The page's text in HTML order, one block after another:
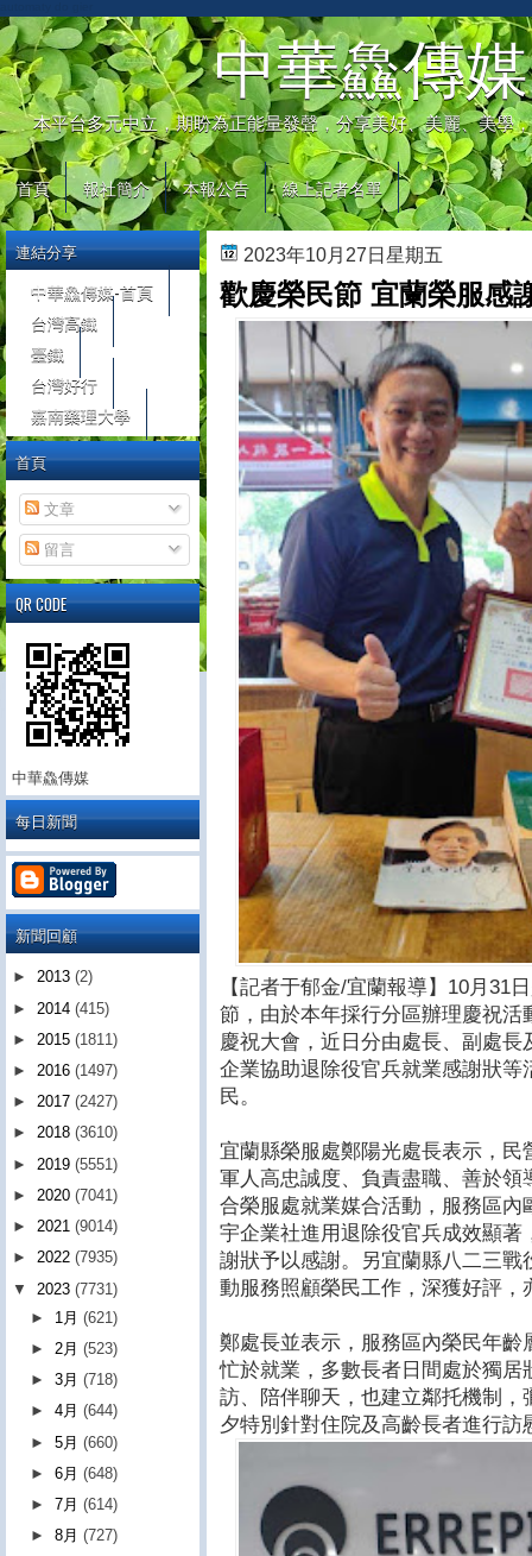
中華鱻傳媒
本平台多元中立，期盼為正能量發聲，分享美好、美麗、美學
首頁 報社簡介 本報公告 線上記者名單
2023年10月27日星期五
歡慶榮民節 宜蘭榮服感
【記者于郁金/宜蘭報導】10月31
節，由於本年採行分區辦理慶祝
慶祝大會，近日分由處長、副處
企業協助退除役官兵就業感謝狀
民。
宜蘭縣榮服處鄭陽光處長表示，
軍人高忠誠度、負責盡職、善於
合榮服處就業媒合活動，服務區
宇企業社進用退除役官兵成效顯
謝狀予以感謝。另宜蘭縣八二三
動服務照顧榮民工作，深獲好評
鄭處長並表示，服務區內榮民年
忙於就業，多數長者日間處於獨
訪、陪伴聊天，也建立鄰托機制
夕特別針對住院及高齡長者進行
連結分享
中華鱻傳媒-首頁
台灣高鐵
臺鐵
台灣好行
嘉南藥理大學
首頁
文章
留言
QR CODE
中華鱻傳媒
每日新聞
新聞回顧
► 2013 (2)
► 2014 (415)
► 2015 (1811)
► 2016 (1497)
► 2017 (2427)
► 2018 (3610)
► 2019 (5551)
► 2020 (7041)
► 2021 (9014)
► 2022 (7935)
▼ 2023 (7731)
► 1月(621)
► 2月(523)
►3月(718)
►4月(644)
►5月(660)
►6月(648)
►7月(614)
►8月(727)